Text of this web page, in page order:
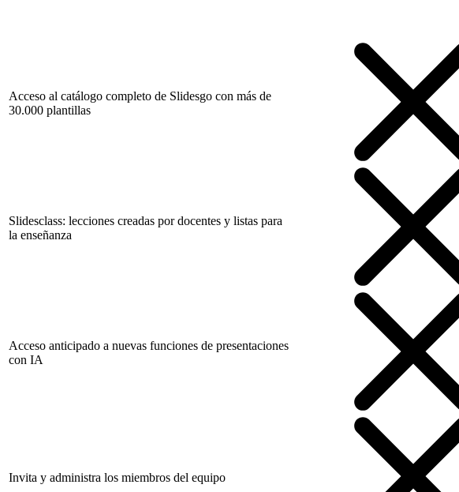
Acceso al catálogo completo de Slidesgo con más de
30.000 plantillas
Slidesclass: lecciones creadas por docentes y listas para
la enseñanza
Acceso anticipado a nuevas funciones de presentaciones
con IA
Invita y administra los miembros del equipo